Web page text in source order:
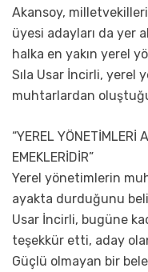
Akansoy,
üyesi adayları da yer
halka en yakın yerel
Sıla Usar İncirli, yerel
muhtarlardan
“YEREL YÖNETİMLERİ
EMEKLERİDİR”
Yerel yönetimlerin
ayakta durduğunu
Usar İncirli, bugüne
teşekkür etti, aday
Güçlü olmayan bir